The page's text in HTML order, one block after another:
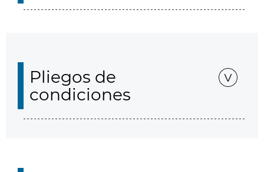
Pliegos de
condiciones